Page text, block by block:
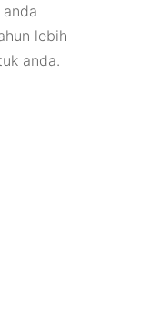
lebih
anda.